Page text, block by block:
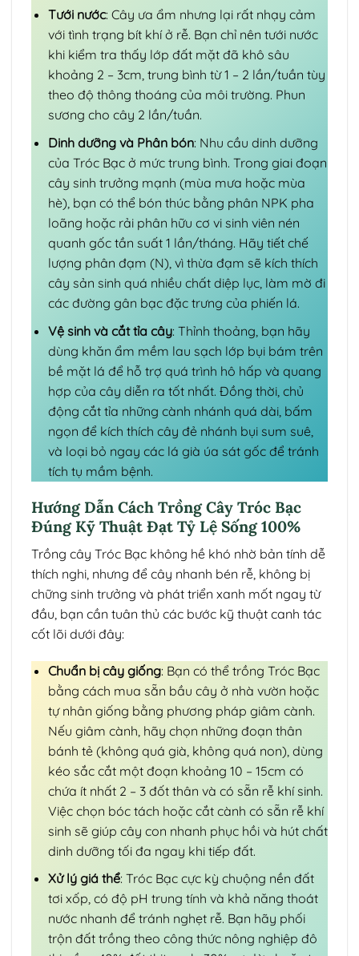
Tưới nước: Cây ưa ẩm nhưng lại rất nhạy cảm
với tình trạng bít khí ở rễ. Bạn chỉ nên tưới nước
khi kiểm tra thấy lớp đất mặt đã khô sâu
khoảng 2 – 3cm, trung bình từ 1 – 2 lần/tuần tùy
theo độ thông thoáng của môi trường. Phun
sương cho cây 2 lần/tuần.
Dinh dưỡng và Phân bón: Nhu cầu dinh dưỡng
của Tróc Bạc ở mức trung bình. Trong giai đoạn
cây sinh trưởng mạnh (mùa mưa hoặc mùa
hè), bạn có thể bón thúc bằng phân NPK pha
loãng hoặc rải phân hữu cơ vi sinh viên nén
quanh gốc tần suất 1 lần/tháng. Hãy tiết chế
lượng phân đạm (N), vì thừa đạm sẽ kích thích
cây sản sinh quá nhiều chất diệp lục, làm mờ đi
các đường gân bạc đặc trưng của phiến lá.
Vệ sinh và cắt tỉa cây: Thỉnh thoảng, bạn hãy
dùng khăn ẩm mềm lau sạch lớp bụi bám trên
bề mặt lá để hỗ trợ quá trình hô hấp và quang
hợp của cây diễn ra tốt nhất. Đồng thời, chủ
động cắt tỉa những cành nhánh quá dài, bấm
ngọn để kích thích cây đẻ nhánh bụi sum suê,
và loại bỏ ngay các lá già úa sát gốc để tránh
tích tụ mầm bệnh.
Hướng Dẫn Cách Trồng Cây Tróc Bạc
Đúng Kỹ Thuật Đạt Tỷ Lệ Sống 100%
Trồng cây Tróc Bạc không hề khó nhờ bản tính dễ
thích nghi, nhưng để cây nhanh bén rễ, không bị
chững sinh trưởng và phát triển xanh mốt ngay từ
đầu, bạn cần tuân thủ các bước kỹ thuật canh tác
cốt lõi dưới đây:
Chuẩn bị cây giống: Bạn có thể trồng Tróc Bạc
bằng cách mua sẵn bầu cây ở nhà vườn hoặc
tự nhân giống bằng phương pháp giâm cành.
Nếu giâm cành, hãy chọn những đoạn thân
bánh tẻ (không quá già, không quá non), dùng
kéo sắc cắt một đoạn khoảng 10 – 15cm có
chứa ít nhất 2 – 3 đốt thân và có sẵn rễ khí sinh.
Việc chọn bóc tách hoặc cắt cành có sẵn rễ khí
sinh sẽ giúp cây con nhanh phục hồi và hút chất
dinh dưỡng tối đa ngay khi tiếp đất.
Xử lý giá thể: Tróc Bạc cực kỳ chuộng nền đất
tơi xốp, có độ pH trung tính và khả năng thoát
nước nhanh để tránh nghẹt rễ. Bạn hãy phối
trộn đất trồng theo công thức nông nghiệp đô